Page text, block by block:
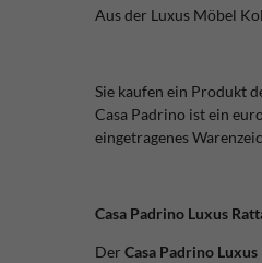
Aus der Luxus Möbel
Sie kaufen ein Produkt
Casa Padrino ist ein
eingetragenes
Casa Padrino Luxus
Der Casa Padrino